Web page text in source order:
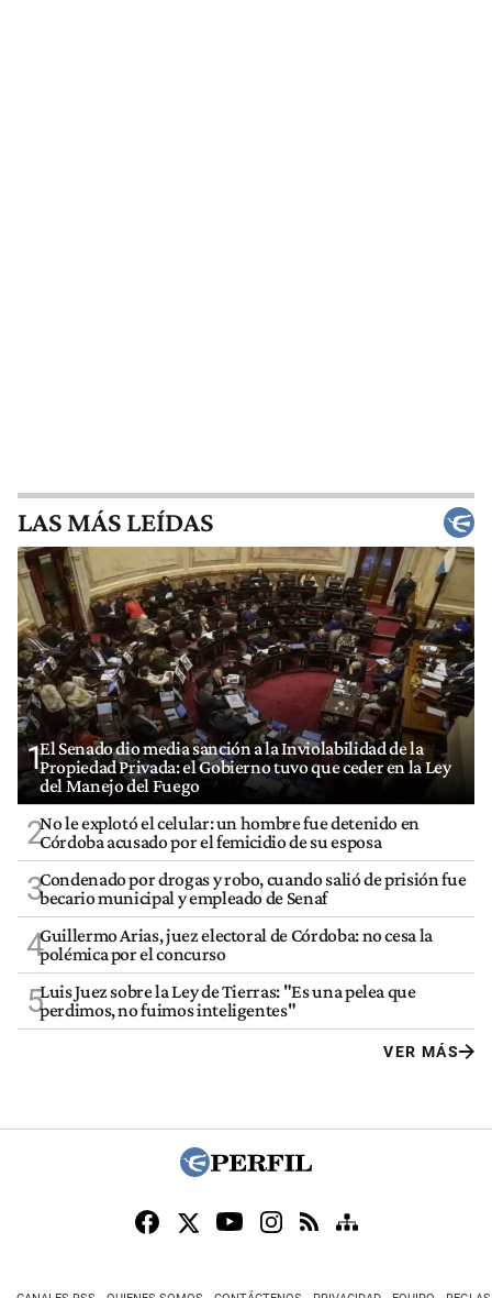
LAS MÁS LEÍDAS
1El Senado dio media sanción a la Inviolabilidad de la
Propiedad Privada: el Gobierno tuvo que ceder en la Ley
del Manejo del Fuego
2No le explotó el celular: un hombre fue detenido en
Córdoba acusado por el femicidio de su esposa
3Condenado por drogas y robo, cuando salió de prisión fue
becario municipal y empleado de Senaf
4Guillermo Arias, juez electoral de Córdoba: no cesa la
polémica por el concurso
5Luis Juez sobre la Ley de Tierras: "Es una pelea que
perdimos, no fuimos inteligentes"
VER MÁS